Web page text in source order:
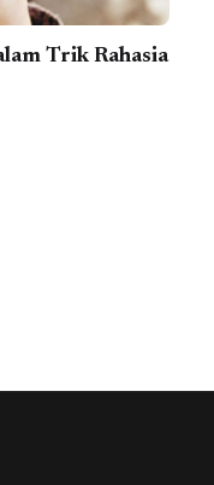
Trik Rahasia